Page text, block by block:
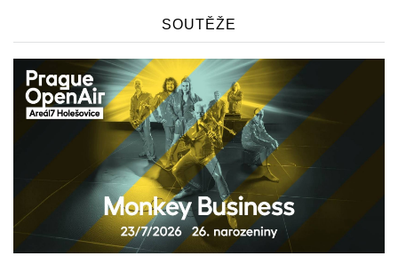
SOUTĚŽE